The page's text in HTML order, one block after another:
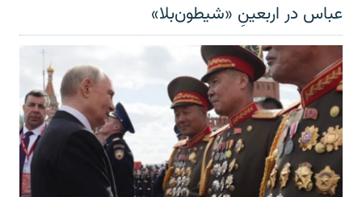
عباس در اربعینِ «شیطون‌بلا»